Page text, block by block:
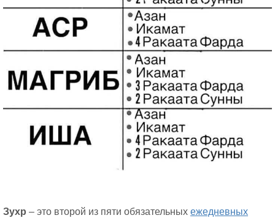
Зухр – это второй из пяти обязательных ежедневных